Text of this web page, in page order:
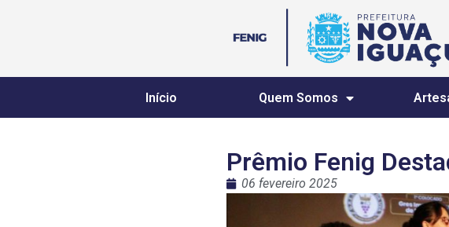
Início Quem Somos
Prêmio Fenig
06 fevereiro 2025